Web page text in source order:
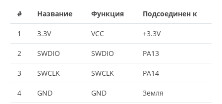
# Название Функция Подсоединен к
1 3.3V VCC +3.3V
2 SWDIO SWDIO PA13
3 SWCLK SWCLK PA14
4 GND GND Земля